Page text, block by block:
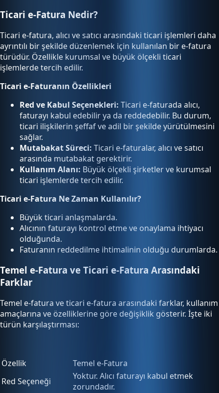
Ticari e-Fatura Nedir?
Ticari e-fatura, alıcı ve satıcı arasındaki ticari işlemleri daha
ayrıntılı bir şekilde düzenlemek için kullanılan bir e-fatura
türüdür. Özellikle kurumsal ve büyük ölçekli ticari
işlemlerde tercih edilir.
Ticari e-Faturanın Özellikleri
Red ve Kabul Seçenekleri: Ticari e-faturada alıcı,
faturayı kabul edebilir ya da reddedebilir. Bu durum,
ticari ilişkilerin şeffaf ve adil bir şekilde yürütülmesini
sağlar.
Mutabakat Süreci: Ticari e-faturalar, alıcı ve satıcı
arasında mutabakat gerektirir.
Kullanım Alanı: Büyük ölçekli şirketler ve kurumsal
ticari işlemlerde tercih edilir.
Ticari e-Fatura Ne Zaman Kullanılır?
Büyük ticari anlaşmalarda.
Alıcının faturayı kontrol etme ve onaylama ihtiyacı
olduğunda.
Faturanın reddedilme ihtimalinin olduğu durumlarda.
Temel e-Fatura ve Ticari e-Fatura Arasındaki
Farklar
Temel e-fatura ve ticari e-fatura arasındaki farklar, kullanım
amaçlarına ve özelliklerine göre değişiklik gösterir. İşte iki
türün karşılaştırması:
Özellik
Temel e-Fatura
Red Seçeneği
Yoktur. Alıcı faturayı kabul etmek
zorundadır.